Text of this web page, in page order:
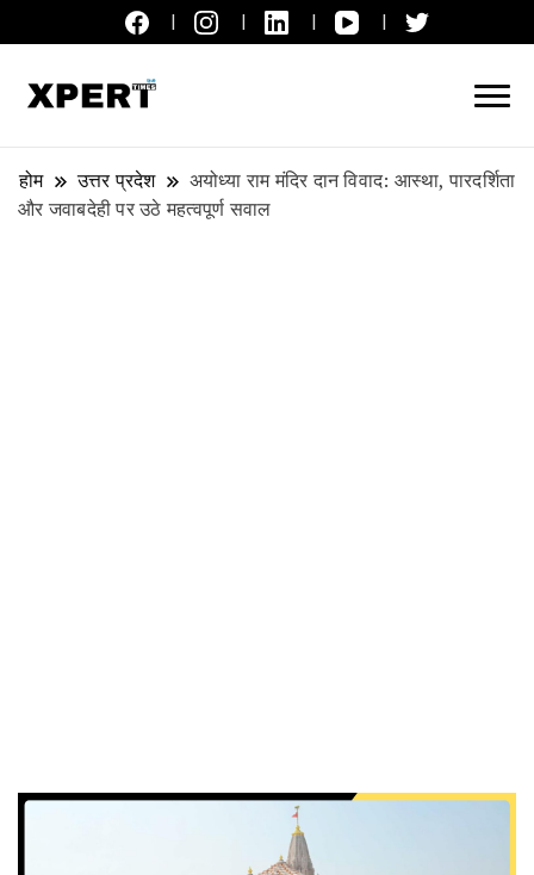
होम उत्तर प्रदेश
अयोध्या राम मंदिर दान विवाद: आस्था, पारदर्शिता
और जवाबदेही पर उठे महत्वपूर्ण सवाल